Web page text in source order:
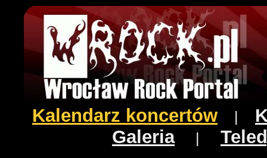
Kalendarz koncertów
Galeria|